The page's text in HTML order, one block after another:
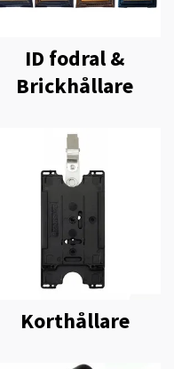
ID fodral &
Brickhållare
Korthållare